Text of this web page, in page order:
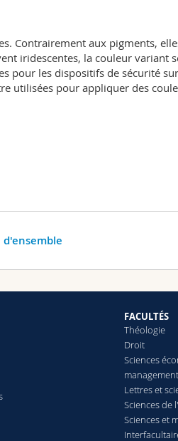
Contrairement aux pigments,
iridescentes, la couleur variant
pour les dispositifs de sécurité
utilisées pour appliquer des
d'ensemble
FACULTÉS
Théologie
Droit
Sciences
management
Lettreset
Sciences de
Sciences et